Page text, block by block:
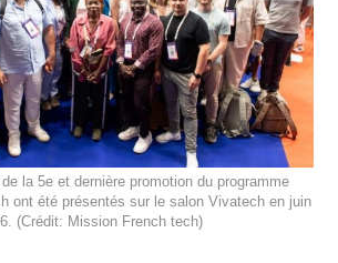
de la 5e et dernière promotion du programme
ont été présentés sur le salon Vivatech en juin
(Crédit: Mission French tech)